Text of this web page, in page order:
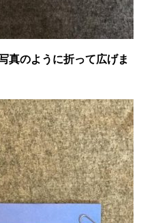
真のように折って広げま